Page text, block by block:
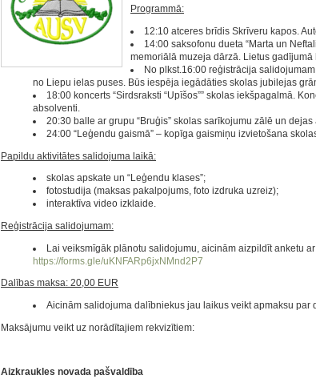
Programmā:
12:10 atceres brīdis Skrīveru kapos.
14:00 saksofonu dueta “Marta un
memoriālā muzeja dārzā. Lietus gadījumā
No plkst.16:00 reģistrācija
no Liepu ielas puses. Būs iespēja iegādāties skolas jubilejas
18:00 koncerts “Sirdsraksti “Upīšos”” skolas iekšpagalmā.
absolventi.
20:30 balle ar grupu “Bruģis” skolas sarīkojumu zālē un
24:00 “Leģendu gaismā” – kopīga gaismiņu izvietošana
Papildu aktivitātes salidojuma laikā:
skolas apskate un “Leģendu klases”;
fotostudija (maksas pakalpojums, foto izdruka uzreiz);
interaktīva video izklaide.
Reģistrācija salidojumam:
Lai veiksmīgāk plānotu salidojumu, aicinām aizpildīt anketu
https://forms.gle/uKNFARp6jxNMnd2P7
Dalības maksa: 20,00 EUR
Aicinām salidojuma dalībniekus jau laikus veikt apmaksu par
Maksājumu veikt uz norādītajiem rekvizītiem:
Aizkraukles novada pašvaldība